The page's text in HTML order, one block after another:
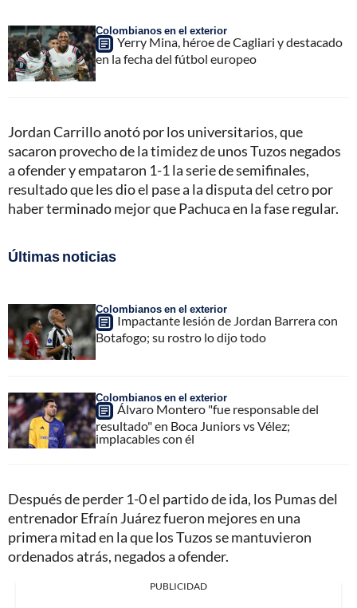
Colombianos en el exterior
Yerry Mina, héroe de Cagliari y destacado
en la fecha del fútbol europeo
Jordan Carrillo anotó por los universitarios, que
sacaron provecho de la timidez de unos Tuzos negados
a ofender y empataron 1-1 la serie de semifinales,
resultado que les dio el pase a la disputa del cetro por
haber terminado mejor que Pachuca en la fase regular.
Últimas noticias
Colombianos en el exterior
Impactante lesión de Jordan Barrera con
Botafogo; su rostro lo dijo todo
Colombianos en el exterior
Álvaro Montero "fue responsable del
resultado" en Boca Juniors vs Vélez;
implacables con él
Después de perder 1-0 el partido de ida, los Pumas del
entrenador Efraín Juárez fueron mejores en una
primera mitad en la que los Tuzos se mantuvieron
ordenados atrás, negados a ofender.
PUBLICIDAD